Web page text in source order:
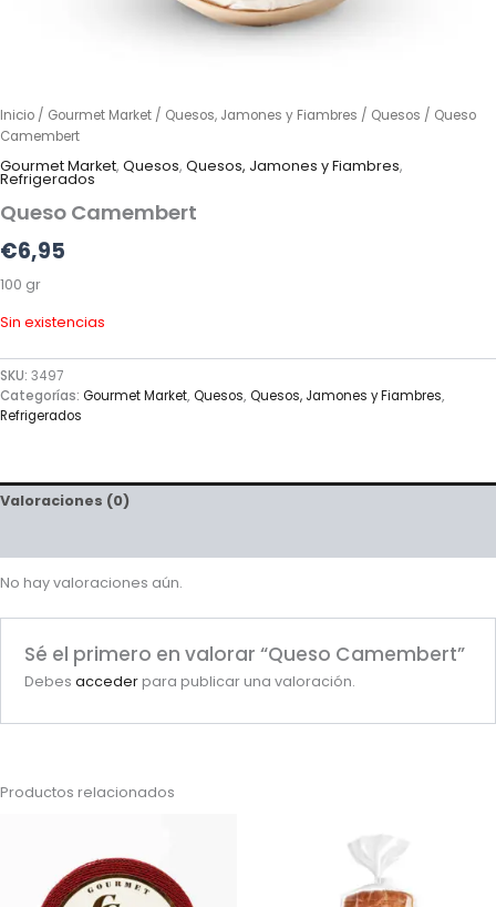
Inicio / Gourmet Market / Quesos, Jamones y Fiambres / Quesos / Queso
Camembert
Gourmet Market, Quesos, Quesos, Jamones y Fiambres,
Refrigerados
Queso Camembert
€6,95
100 gr
Sin existencias
SKU: 3497
Categorías: Gourmet Market, Quesos, Quesos, Jamones y Fiambres,
Refrigerados
Valoraciones (0)
No hay valoraciones aún.
Sé el primero en valorar “Queso Camembert”
Debesaccederpara publicar una valoración.
Productos relacionados